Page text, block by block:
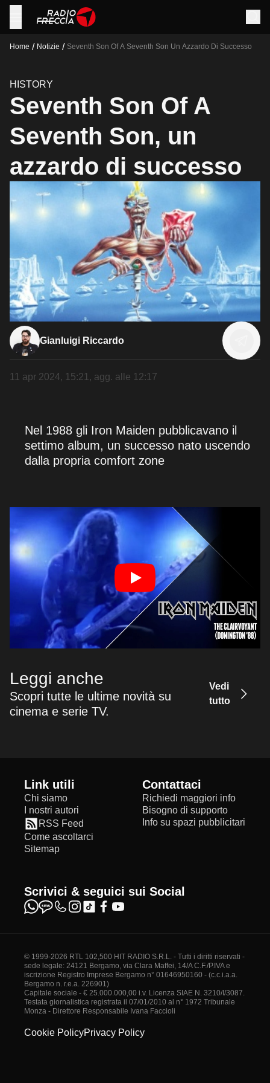
Home / Notizie / Seventh Son Of A Seventh Son Un Azzardo Di Successo
HISTORY
Seventh Son Of A
Seventh Son, un
azzardo di successo
Gianluigi Riccardo
11 apr 2024, 15:21 , agg. alle 12:17
Nel 1988 gli Iron Maiden pubblicavano il
settimo album, un successo nato uscendo
dalla propria comfort zone
Leggi anche
Scopri tutte le ultime novità su
cinema e serie TV.
Vedi
tutto
Link utili
Chi siamo
I nostri autori
RSS Feed
Come ascoltarci
Sitemap
Contattaci
Richiedi maggiori info
Bisogno di supporto
Info su spazi pubblicitari
Scrivici & seguici sui Social
© 1999-2026 RTL 102,500 HIT RADIO S.R.L. - Tutti i diritti riservati -
sede legale: 24121 Bergamo, via Clara Maffei, 14/A C.F./P.IVA e
iscrizione Registro Imprese Bergamo n° 01646950160 - (c.c.i.a.a.
Bergamo n. r.e.a. 226901)
Capitale sociale - € 25.000.000,00 i.v. Licenza SIAE N. 3210/I/3087.
Testata giornalistica registrata il 07/01/2010 al n° 1972 Tribunale
Monza - Direttore Responsabile Ivana Faccioli
Cookie PolicyPrivacy Policy